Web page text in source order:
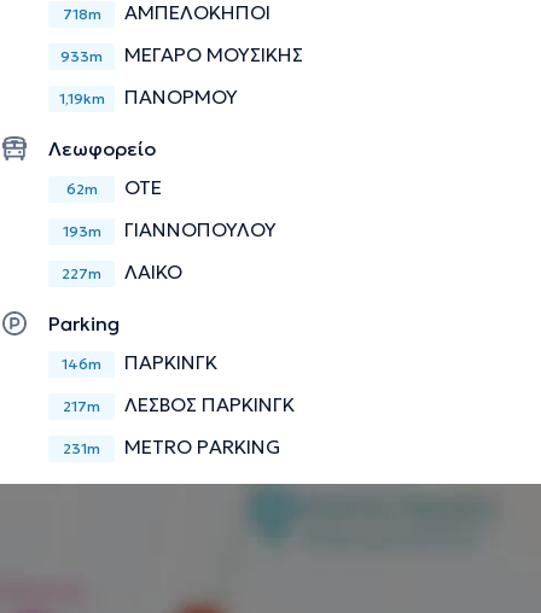
718m ΑΜΠΕΛΟΚΗΠΟΙ
933m ΜΕΓΑΡΟ ΜΟΥΣΙΚΗΣ
1,19km ΠΑΝΟΡΜΟΥ
Λεωφορείο
62m ΟΤΕ
193m ΓΙΑΝΝΟΠΟΥΛΟΥ
227m ΛΑΙΚΟ
Parking
146m ΠΑΡΚΙΝΓΚ
217m ΛΕΣΒΟΣ ΠΑΡΚΙΝΓΚ
231m METRO PARKING